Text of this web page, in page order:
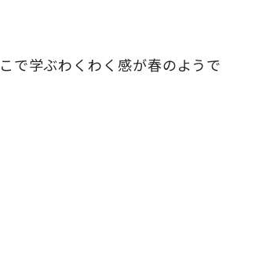
で学ぶわくわく感が春のようで